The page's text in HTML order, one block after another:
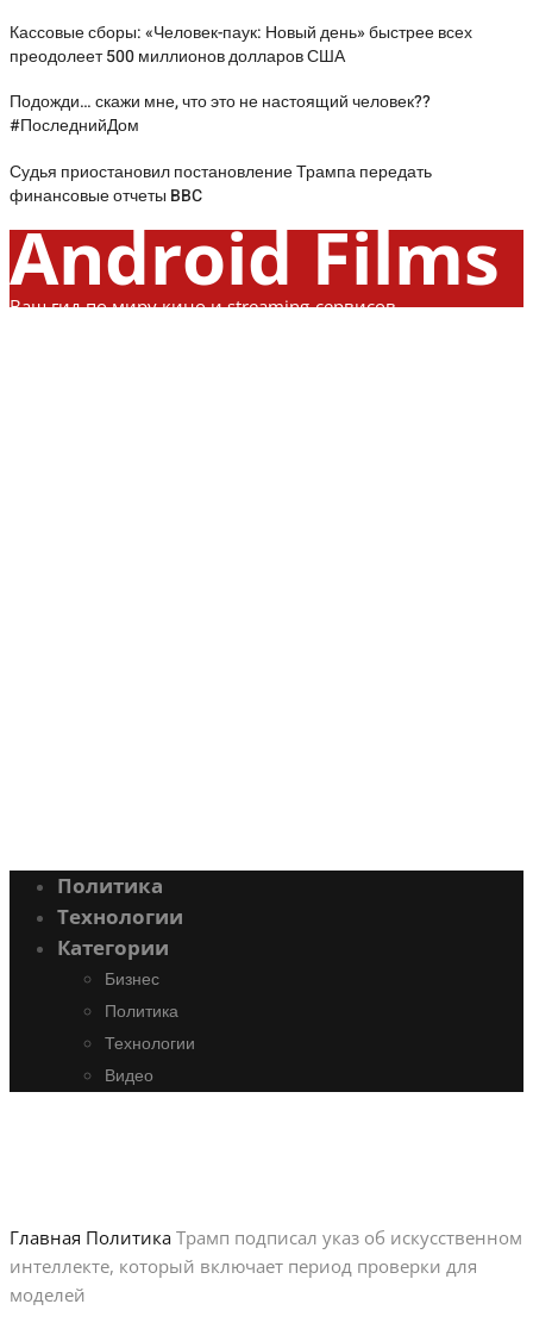
Кассовые сборы: «Человек-паук: Новый день» быстрее всех
преодолеет 500 миллионов долларов США
Подожди… скажи мне, что это не настоящий человек??
#ПоследнийДом
Судья приостановил постановление Трампа передать
финансовые отчеты BBC
Android Films
Ваш гид по миру кино и streaming-сервисов
Политика
Технологии
Категории
Бизнес
Политика
Технологии
Видео
Главная Политика Трамп подписал указ об искусственном
интеллекте, который включает период проверки для
моделей